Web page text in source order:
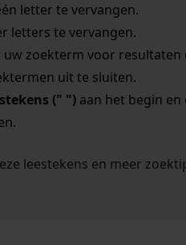
letter te vervangen.
letters te vervangen.
zoekterm voor resultaten
uit te sluiten.
(" ")aan het begin en
leestekens en meer